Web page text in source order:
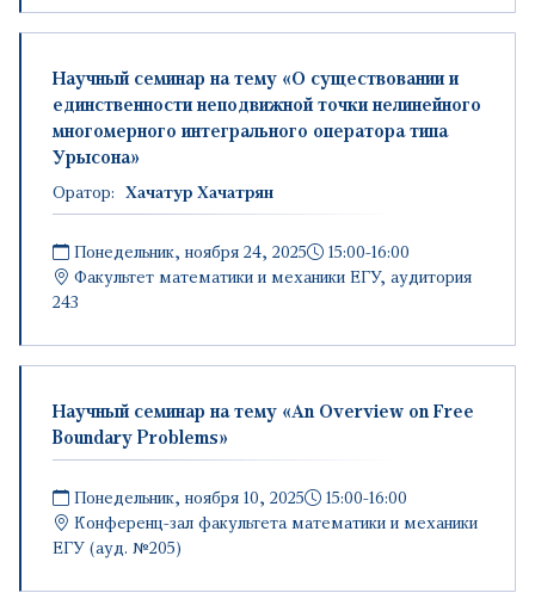
Научный семинар на тему «О существовании и
единственности неподвижной точки нелинейного
многомерного интегрального оператора типа
Урысона»
Оратор: Хачатур Хачатрян
Понедельник, ноября 24, 2025
15:00-16:00
Факультет математики и механики ЕГУ, аудитория
243
Научный семинар на тему «An Overview on Free
Boundary Problems»
Понедельник, ноября 10, 2025
15:00-16:00
Конференц-зал факультета математики и механики
ЕГУ (ауд. №205)